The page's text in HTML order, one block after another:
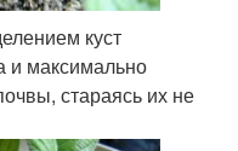
куст
и максимально
стараясь их не